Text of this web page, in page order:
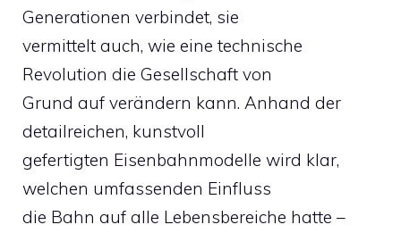
Generationen verbindet, sie
vermittelt auch, wie eine technische
Revolution die Gesellschaft von
Grund auf verändern kann. Anhand der
detailreichen, kunstvoll
gefertigten Eisenbahnmodelle wird klar,
welchen umfassenden Einfluss
die Bahn auf alle Lebensbereiche hatte –